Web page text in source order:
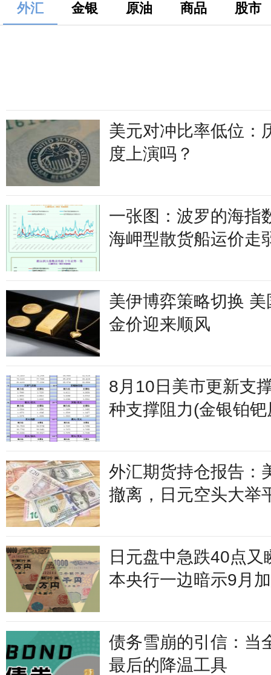
外汇 金银 原油 商品 股市
美元对冲比率低位：
度上演吗？
一张图：波罗的海指
海岬型散货船运价走
美伊博弈策略切换
金价迎来顺风
8月10日美市更新支
种支撑阻力(金银铂
外汇期货持仓报告：
撤离，日元空头大举
日元盘中急跌40点又
本央行一边暗示9月
债务雪崩的引信：当
最后的降温工具